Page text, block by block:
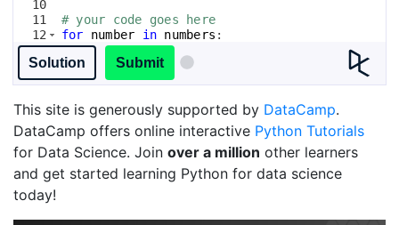
10
11
12
# your code goes here
for
number in numbers :
Solution Submit
This site is generously supported by DataCamp.
DataCamp offers online interactive Python Tutorials
for Data Science. Join over a million other learners
and get started learning Python for data science
today!